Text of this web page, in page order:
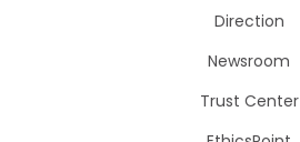
Direction
Newsroom
Trust Center